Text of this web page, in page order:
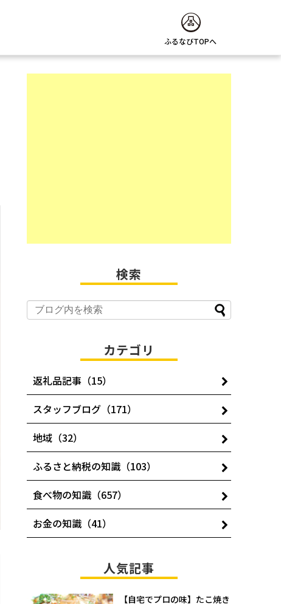
ふるなびTOPへ
検索
カテゴリ
返礼品記事（15）
スタッフブログ（171）
地域（32）
ふるさと納税の知識（103）
食べ物の知識（657）
お金の知識（41）
人気記事
【自宅でプロの味】たこ焼き